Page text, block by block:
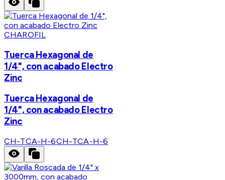
CHAROFIL
Tuerca Hexagonal de
1/4", con acabado Electro
Zinc
Tuerca Hexagonal de
1/4", con acabado Electro
Zinc
CH-TCA-H-6CH-TCA-H-6